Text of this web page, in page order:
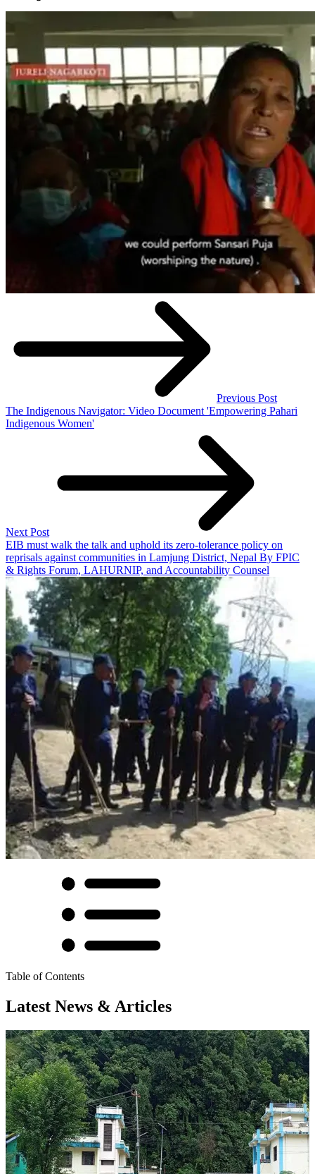
Previous Post
The Indigenous Navigator: Video Document 'Empowering Pahari
Indigenous Women'
Next Post
EIB must walk the talk and uphold its zero-tolerance policy on
reprisals against communities in Lamjung District, Nepal By FPIC
& Rights Forum, LAHURNIP, and Accountability Counsel
Table of Contents
Latest News & Articles